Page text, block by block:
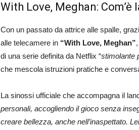
With Love, Meghan:
Con un passato da attrice alle spalle,
alle telecamere in “With Love, Meghan”
di una serie definita da Netflix “stimolante
che mescola istruzioni pratiche e
La sinossi ufficiale che accompagna il
personali, accogliendo il gioco senza
creare bellezza, anche nell’inaspettato.